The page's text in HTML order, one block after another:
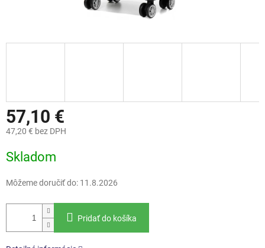
57,10 €
47,20 € bez DPH
cena:
Skladom
Môžeme doručiť do: 11.8.2026
Pridať do košíka